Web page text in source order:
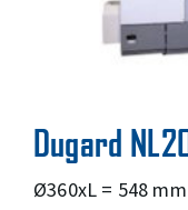
Dugard
Ø360xL = 548 mm